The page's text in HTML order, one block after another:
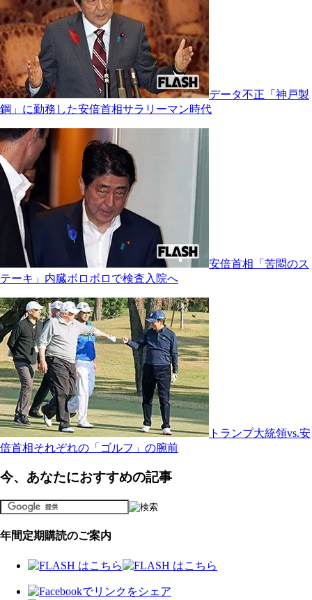
データ不正「神戸製
鋼」に勤務した安倍首相サラリーマン時代
安倍首相「苦悶のス
テーキ」内臓ボロボロで検査入院へ
トランプ大統領vs.安
倍首相それぞれの「ゴルフ」の腕前
今、あなたにおすすめの記事
年間定期購読のご案内